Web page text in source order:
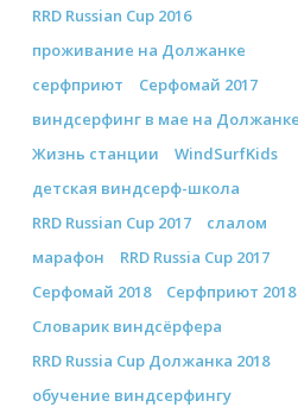
RRD Russian Cup 2016
проживание на Должанке
серфприют
Серфомай 2017
виндсерфинг в мае на Должанке
Жизнь станции
WindSurfKids
детская виндсерф-школа
RRD Russian Cup 2017
слалом
марафон
RRD Russia Cup 2017
Серфомай 2018
Серфприют 2018
Словарик виндсёрфера
RRD Russia Cup Должанка 2018
обучение виндсерфингу